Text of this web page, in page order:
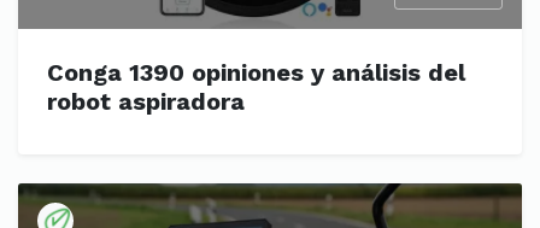
Conga 1390 opiniones y análisis del
robot aspiradora